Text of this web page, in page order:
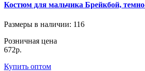
Костюм для мальчика Брейкбой,
Размеры в наличии: 116
Розничная цена
672р.
Купить оптом